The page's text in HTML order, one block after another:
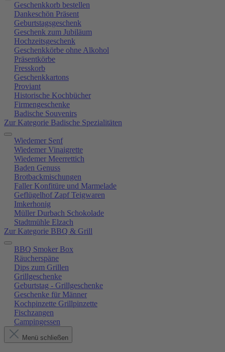
Geschenkkorb bestellen
Dankeschön Präsent
Geburtstagsgeschenk
Geschenk zum Jubiläum
Hochzeitsgeschenk
Geschenkkörbe ohne Alkohol
Präsentkörbe
Fresskorb
Geschenkkartons
Proviant
Historische Kochbücher
Firmengeschenke
Badische Souvenirs
Zur Kategorie Badische Spezialitäten
Wiedemer Senf
Wiedemer Vinaigrette
Wiedemer Meerrettich
Baden Genuss
Brotbackmischungen
Faller Konfitüre und Marmelade
Geflügelhof Zapf Teigwaren
Imkerhonig
Müller Durbach Schokolade
Stadtmühle Elzach
Zur Kategorie BBQ & Grill
BBQ Smoker Box
Räucherspäne
Dips zum Grillen
Grillgeschenke
Geburtstag - Grillgeschenke
Geschenke für Männer
Kochpinzette Grillpinzette
Fischzangen
Campingessen
Menü schließen